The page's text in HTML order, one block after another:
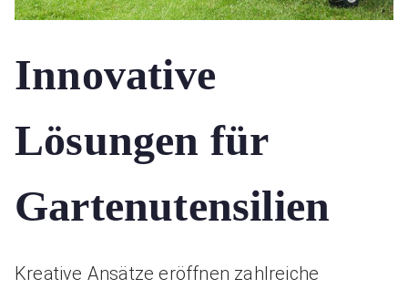
Innovative
Lösungen für
Gartenutensilien
Kreative Ansätze eröffnen zahlreiche